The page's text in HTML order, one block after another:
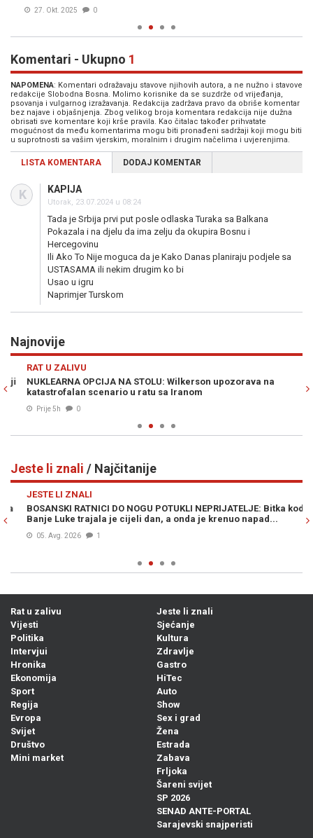
27. Okt. 2025 0
Komentari - Ukupno 1
NAPOMENA: Komentari odražavaju stavove njihovih autora, a ne nužno i stavove
redakcije Slobodna Bosna. Molimo korisnike da se suzdrže od vrijeđanja,
psovanja i vulgarnog izražavanja. Redakcija zadržava pravo da obriše komentar
bez najave i objašnjenja. Zbog velikog broja komentara redakcija nije dužna
obrisati sve komentare koji krše pravila. Kao čitalac također prihvatate
mogućnost da među komentarima mogu biti pronađeni sadržaji koji mogu biti
u suprotnosti sa vašim vjerskim, moralnim i drugim načelima i uvjerenjima.
LISTA KOMENTARA DODAJ KOMENTAR
K KAPIJA
Utorak, 23.07.2024 u 08:24
Tada je Srbija prvi put posle odlaska Turaka sa Balkana
Pokazala i na djelu da ima zelju da okupira Bosnu i
Hercegovinu
Ili Ako To Nije moguca da je Kako Danas planiraju podjele sa
USTASAMA ili nekim drugim ko bi
Usao u igru
Naprimjer Turskom
Najnovije
RAT U ZALIVU
NUKLEARNA OPCIJA NA STOLU: Wilkerson upozorava na
katastrofalan scenario u ratu sa Iranom
Prije 5h
Jeste li znali / Najčitanije
JESTE LI ZNALI
BOSANSKI RATNICI DO NOGU POTUKLI NEPRIJATELJE: Bitka kod
Banje Luke trajala je cijeli dan, a onda je krenuo napad...
05. Avg. 2026 1
Rat u zalivu
Vijesti
Politika
Intervjui
Hronika
Ekonomija
Sport
Regija
Evropa
Svijet
Društvo
Mini market
Jeste li znali
Sjećanje
Kultura
Zdravlje
Gastro
HiTec
Auto
Show
Sex i grad
Žena
Estrada
Zabava
Frljoka
Šareni svijet
SP 2026
SENAD ANTE-PORTAL
Sarajevski snajperisti